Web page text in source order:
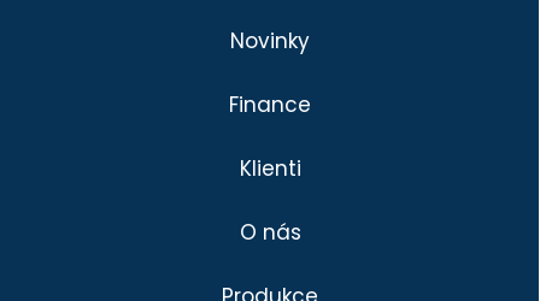
Novinky
Finance
Klienti
O nás